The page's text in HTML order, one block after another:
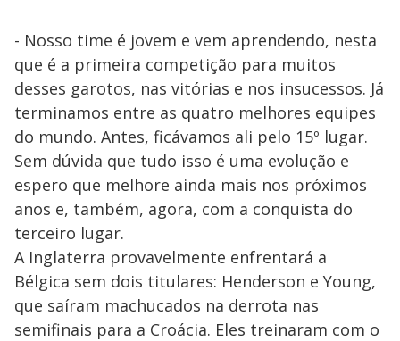
- Nosso time é jovem e vem aprendendo, nesta
que é a primeira competição para muitos
desses garotos, nas vitórias e nos insucessos. Já
terminamos entre as quatro melhores equipes
do mundo. Antes, ficávamos ali pelo 15º lugar.
Sem dúvida que tudo isso é uma evolução e
espero que melhore ainda mais nos próximos
anos e, também, agora, com a conquista do
terceiro lugar.
A Inglaterra provavelmente enfrentará a
Bélgica sem dois titulares: Henderson e Young,
que saíram machucados na derrota nas
semifinais para a Croácia. Eles treinaram com o